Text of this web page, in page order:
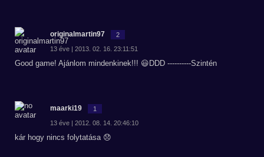
originalmartin97 2
13 éve | 2013. 02. 16. 23:11:51
Good game! Ajánlom mindenkinek!!! 😃DDD ----------Szintén
maarki19 1
13 éve | 2012. 08. 14. 20:46:10
kár hogy nincs folytatása 😞